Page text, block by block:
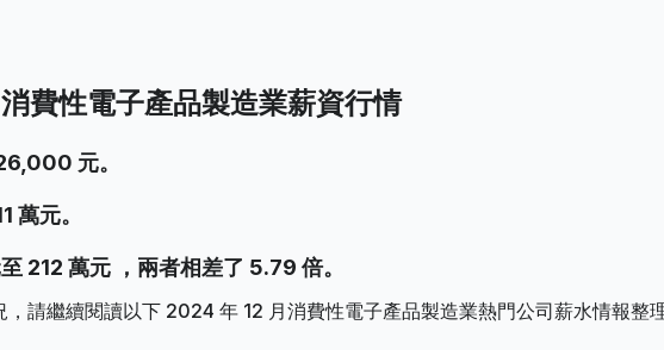
費性電子產品製造業薪資行情
元。
萬元。
212 萬元 ，兩者相差了 5.79 倍。
請繼續閱讀以下 2024 年 12 月消費性電子產品製造業熱門公司薪水情報整理